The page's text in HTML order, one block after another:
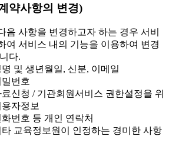
약사항의 변경)
음 사항을 변경하고자 하는 경우 서비
여 서비스 내의 기능을 이용하여 변경
다.
및 생년월일, 신분, 이메일
번호
신청 / 기관회원서비스 권한설정을 위
자정보
번호 등 개인 연락처
교육정보원이 인정하는 경미한 사항